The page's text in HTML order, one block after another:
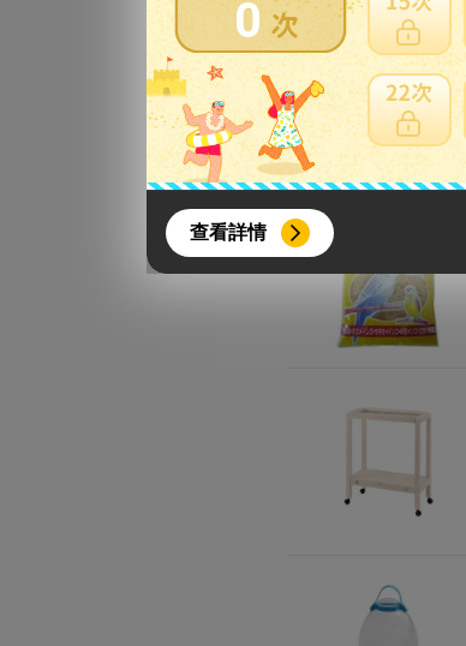
0
2026年8月1日上午
每人單一帳號每日只
會員需完成手機認證
查看詳情